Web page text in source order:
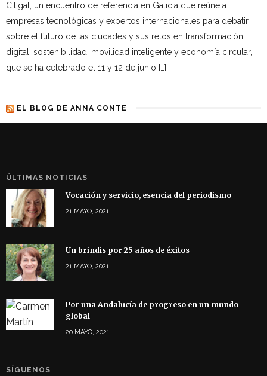
Citigal; un encuentro de referencia en Galicia que reúne a
empresas tecnológicas y expertos internacionales para debatir
sobre el futuro de las ciudades y sus retos en transformación
digital, sostenibilidad, movilidad inteligente y economía circular,
que se ha celebrado el 11 y 12 de junio […]
EL BLOG DE ANNA CONTE
ÚLTIMAS NOTICIAS
Vocación y servicio, esencia del periodismo
21 MAYO, 2021
Un brindis por 25 años de éxitos
21 MAYO, 2021
Por una Andalucía de progreso en un mundo
global
20 MAYO, 2021
SÍGUENOS